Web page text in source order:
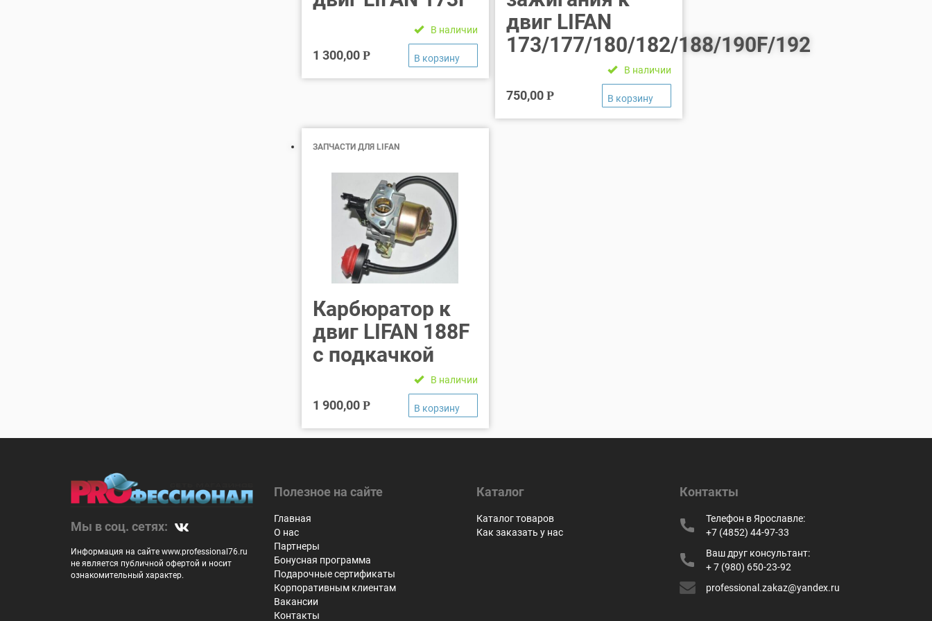
В наличии
1 300,00 Р
двиг LIFAN
173/177/180/182/188/190F/192
В наличии
750,00Р
ЗАПЧАСТИ ДЛЯ LIFAN
Карбюратор к
двиг LIFAN 188F
с подкачкой
В наличии
1 900,00 Р
Мы в соц. сетях:
Информация на сайте www.professional76.ru
не является публичной офертой и носит
ознакомительный характер.
Полезное на сайте
Главная
О нас
Партнеры
Бонусная программа
Подарочные сертификаты
Корпоративным клиентам
Вакансии
Контакты
Каталог
Каталог товаров
Как заказать у нас
Контакты
Телефон в Ярославле:
+7 (4852) 44-97-33
Ваш друг консультант:
+ 7 (980) 650-23-92
professional.zakaz@yandex.ru